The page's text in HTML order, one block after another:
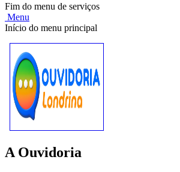
Fim do menu de serviços
Menu
Início do menu principal
A Ouvidoria